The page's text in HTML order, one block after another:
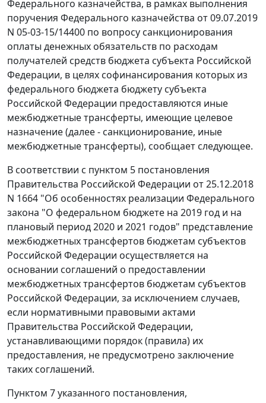
Федерального казначейства, в рамках выполнения
поручения Федерального казначейства от 09.07.2019
N 05-03-15/14400 по вопросу санкционирования
оплаты денежных обязательств по расходам
получателей средств бюджета субъекта Российской
Федерации, в целях софинансирования которых из
федерального бюджета бюджету субъекта
Российской Федерации предоставляются иные
межбюджетные трансферты, имеющие целевое
назначение (далее - санкционирование, иные
межбюджетные трансферты), сообщает следующее.
В соответствии с пунктом 5 постановления
Правительства Российской Федерации от 25.12.2018
N 1664 "Об особенностях реализации Федерального
закона "О федеральном бюджете на 2019 год и на
плановый период 2020 и 2021 годов" представление
межбюджетных трансфертов бюджетам субъектов
Российской Федерации осуществляется на
основании соглашений о предоставлении
межбюджетных трансфертов бюджетам субъектов
Российской Федерации, за исключением случаев,
если нормативными правовыми актами
Правительства Российской Федерации,
устанавливающими порядок (правила) их
предоставления, не предусмотрено заключение
таких соглашений.
Пунктом 7 указанного постановления,